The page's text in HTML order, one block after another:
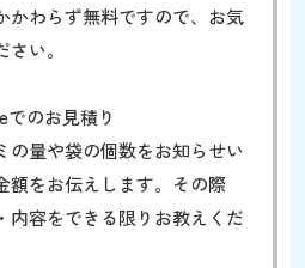
かわらず無料ですので、お気
い。
でのお見積り
の量や袋の個数をお知らせい
額をお伝えします。その際
内容をできる限りお教えくだ